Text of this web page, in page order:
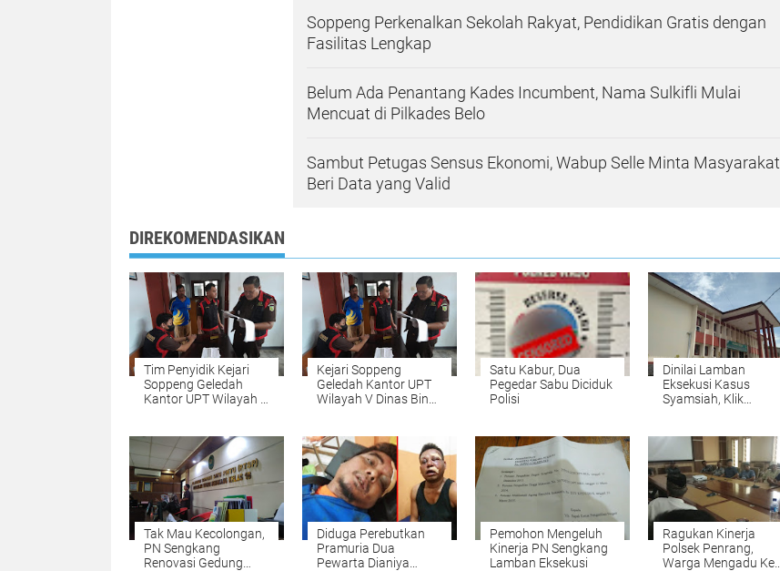
Soppeng Perkenalkan Sekolah Rakyat, Pendidikan Gratis dengan
Fasilitas Lengkap
Belum Ada Penantang Kades Incumbent, Nama Sulkifli Mulai
Mencuat di Pilkades Belo
Sambut Petugas Sensus Ekonomi, Wabup Selle Minta Masyarakat
Beri Data yang Valid
DIREKOMENDASIKAN
Tim Penyidik Kejari
Soppeng Geledah
Kantor UPT Wilayah V
Sulawesi Selatan
Kejari Soppeng
Geledah Kantor UPT
Wilayah V Dinas Bina
Selatan
Satu Kabur, Dua
Pegedar Sabu Diciduk
Polisi
Dinilai Lamban
Eksekusi Kasus
Syamsiah, Klik
Tak Mau Kecolongan,
PN Sengkang
Renovasi Gedung
Diduga Perebutkan
Pramuria Dua
Pewarta Dianiya
Pemohon Mengeluh
Kinerja PN Sengkang
Lamban Eksekusi
Ragukan Kinerja
Polsek Penrang,
Warga Mengadu Ke